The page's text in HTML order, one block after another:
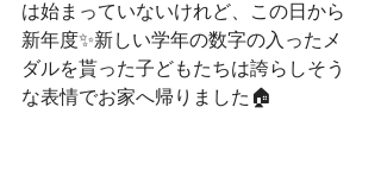
は始まっていないけれど、この日から
新年度✨新しい学年の数字の入ったメ
ダルを貰った子どもたちは誇らしそう
な表情でお家へ帰りました🏠